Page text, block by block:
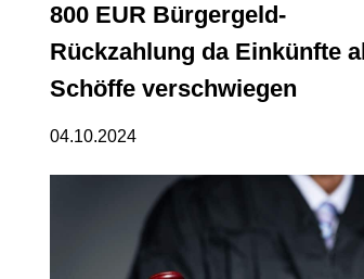
800 EUR Bürgergeld-
Rückzahlung da Einkünfte
Schöffe verschwiegen
04.10.2024